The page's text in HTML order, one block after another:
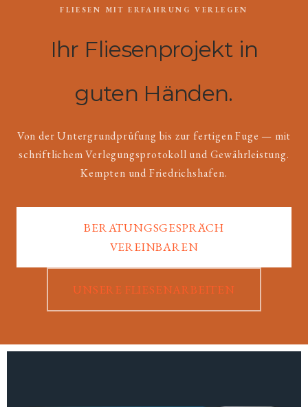
FLIESEN MIT ERFAHRUNG VERLEGEN
Ihr Fliesenprojekt in
guten Händen.
Von der Untergrundprüfung bis zur fertigen Fuge — mit
schriftlichem Verlegungsprotokoll und Gewährleistung.
Kempten und Friedrichshafen.
BERATUNGSGESPRÄCH
VEREINBAREN
UNSERE FLIESENARBEITEN